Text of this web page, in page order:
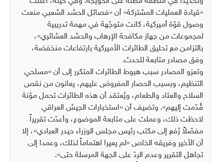
«قيادة العمليات المشتركة» أن «فصائل الحشد الشعبي منعت
وصول قوّة أميركية، كانت متوجّهة في مهمة تدريبية
لمجموعات من جهاز مكافحة الإرهاب والحشد العشائري»،
بالتزامن مع تحليق الطائرات الأميركية بارتفاعات منخفضة،
وفق مصادر متابعة للحدث.
وتعزو المصادر سبب هبوط الطائرات المتكرر إلى أن «مسلحي
التنظيم، وبسبب الحصار المفروض عليهم، يعانون من نقص
السلاح والعتاد والطعام، ويُعتقد أن هذه الطائرات تحمل مؤنة
قُدّمت إليهم». وتضيف أن «استخبارات الجيش العراقي
لاحظت ذلك، وعملت على متابعة الموضوع، وأعدّت تقريراً
مفصّلاً رُفع إلى مكتب رئيس مجلس الوزراء حيدر العبادي»، إلا
أن الأخير وفريقه الخاص «لم يعيرا اهتماماً لذلك، وعمدا إلى
تجاهل التقرير وعدم الردّ على الجهة المرسلة حتى».